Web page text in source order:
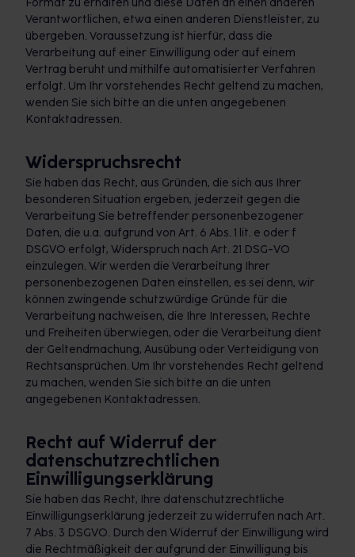
Verantwortlichen, etwa einen anderen Dienstleister, zu
übergeben. Voraussetzung ist hierfür, dass die
Verarbeitung auf einer Einwilligung oder auf einem
Vertrag beruht und mithilfe automatisierter Verfahren
erfolgt. Um Ihr vorstehendes Recht geltend zu machen,
wenden Sie sich bitte an die unten angegebenen
Kontaktadressen.
Widerspruchsrecht
Sie haben das Recht, aus Gründen, die sich aus Ihrer
besonderen Situation ergeben, jederzeit gegen die
Verarbeitung Sie betreffender personenbezogener
Daten, die u.a. aufgrund von Art. 6 Abs. 1 lit. e oder f
DSGVO erfolgt, Widerspruch nach Art. 21 DSG-VO
einzulegen. Wir werden die Verarbeitung Ihrer
personenbezogenen Daten einstellen, es sei denn, wir
können zwingende schutzwürdige Gründe für die
Verarbeitung nachweisen, die Ihre Interessen, Rechte
und Freiheiten überwiegen, oder die Verarbeitung dient
der Geltendmachung, Ausübung oder Verteidigung von
Rechtsansprüchen. Um Ihr vorstehendes Recht geltend
zu machen, wenden Sie sich bitte an die unten
angegebenen Kontaktadressen.
Recht auf Widerruf der
datenschutzrechtlichen
Einwilligungserklärung
Sie haben das Recht, Ihre datenschutzrechtliche
Einwilligungserklärung jederzeit zu widerrufen nach Art.
7 Abs. 3 DSGVO. Durch den Widerruf der Einwilligung wird
die Rechtmäßigkeit der aufgrund der Einwilligung bis